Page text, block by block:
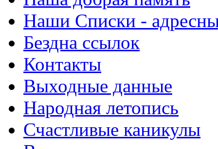
Наши Списки -
Бездна ссылок
Контакты
Выходные данные
Народная летопись
Счастливые каникулы